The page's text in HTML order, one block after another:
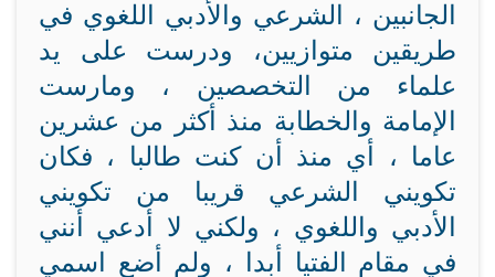
الجانبين ، الشرعي والأدبي اللغوي في
طريقين متوازيين، ودرست على يد
علماء من التخصصين ، ومارست
الإمامة والخطابة منذ أكثر من عشرين
عاما ، أي منذ أن كنت طالبا ، فكان
تكويني الشرعي قريبا من تكويني
الأدبي واللغوي ، ولكني لا أدعي أنني
في مقام الفتيا أبدا ، ولم أضع اسمي